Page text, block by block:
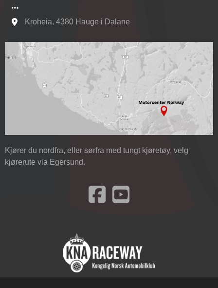
Se kart til Motorcenter Norway i Sokndal
Kroheia, 4380 Hauge i Dalane
Kjører du nordfra, eller sørfra med tungt kjøretøy, velg
kjørerute via Egersund.
Besøk oss på Facebook